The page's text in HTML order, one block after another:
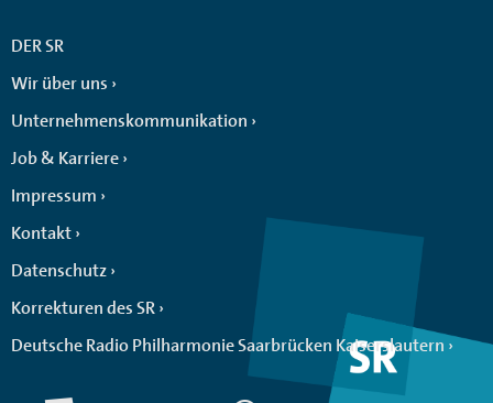
DER SR
Wir über uns
Unternehmenskommunikation
Job & Karriere
Impressum
Kontakt
Datenschutz
Korrekturen des SR
Deutsche Radio Philharmonie Saarbrücken Kaiserslautern